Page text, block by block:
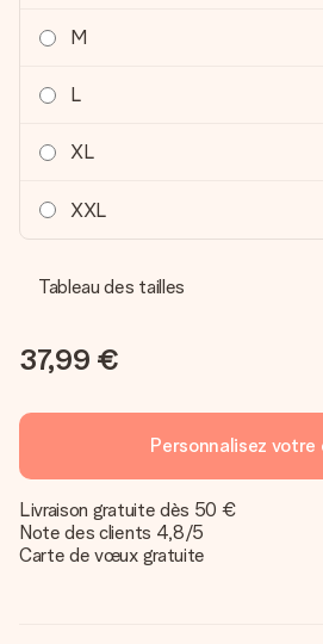
M
L
XL
XXL
Tableau des tailles
37,99 €
Personnalisez votre
Livraison gratuite dès 50 €
Note des clients 4,8/5
Carte de vœux gratuite